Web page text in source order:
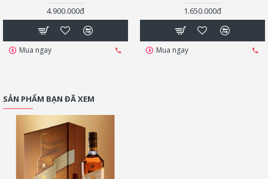
4.900.000đ
Mua ngay
1.650.000đ
Mua ngay
SẢN PHẨM BẠN ĐÃ XEM